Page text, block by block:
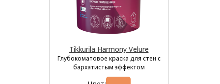
Tikkurila Harmony Velure
Глубокоматовое краска для стен с
бархатистым эффектом